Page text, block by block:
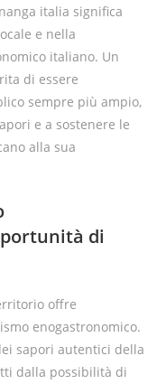
italia significa
e nella
italiano. Un
di essere
sempre più ampio,
e a sostenere le
alla sua
di
offre
enogastronomico.
sapori autentici della
dalla possibilità di